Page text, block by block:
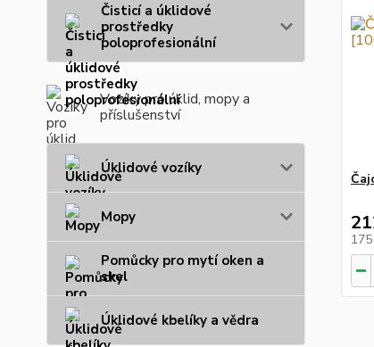
Čisticí a úklidové
prostředky
poloprofesionální
Vozíky pro úklid, mopy a
příslušenství
Úklidové vozíky
Mopy
Pomůcky pro mytí oken a
skel
Úklidové kbelíky a vědra